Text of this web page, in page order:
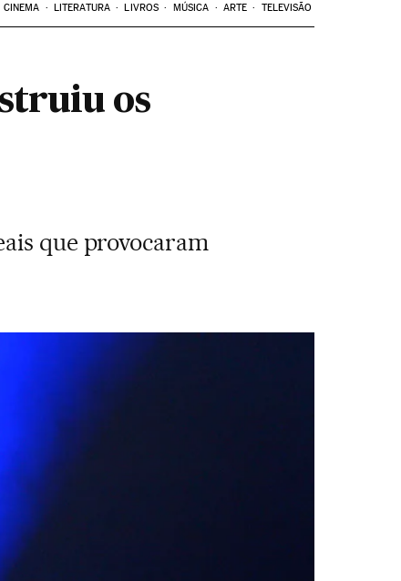
CINEMA LITERATURA LIVROS MÚSICA ARTE TELEVISÃO
os
que provocaram